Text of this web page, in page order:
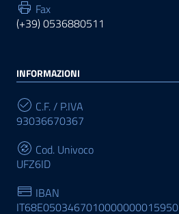
Fax
(+39) 0536880511
INFORMAZIONI
C.F. / P.IVA
93036670367
Cod. Univoco
UFZ6ID
IBAN
IT68E0503467010000000015950